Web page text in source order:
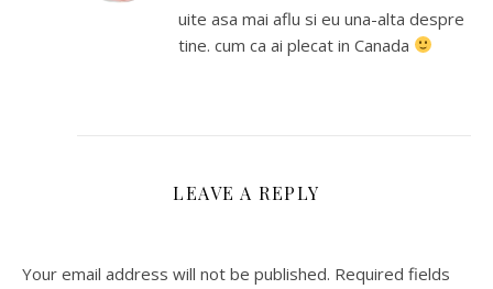
uite asa mai aflu si eu una-alta despre
tine. cum ca ai plecat in Canada
LEAVE A REPLY
Your email address will not be published. Required fields